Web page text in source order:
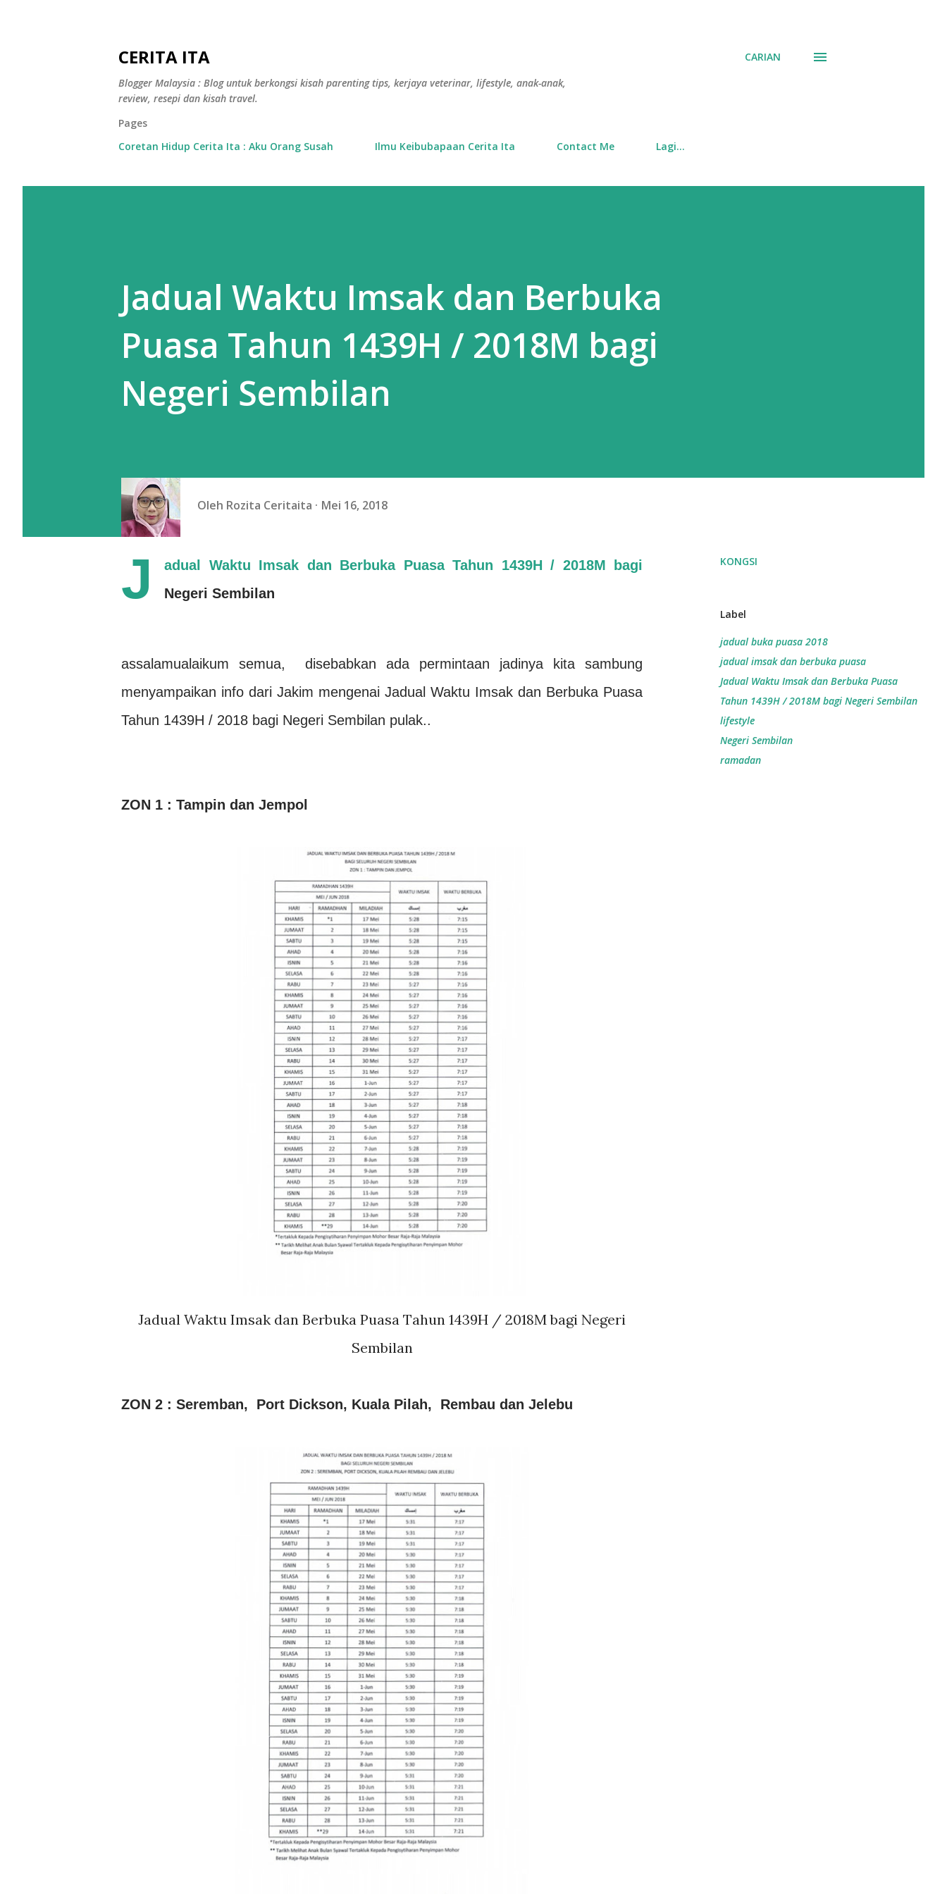
CERITA ITA
Blogger Malaysia : Blog untuk berkongsi kisah parenting tips, kerjaya veterinar, lifestyle, anak-anak,
review, resepi dan kisah travel.
CARIAN
Pages
Coretan Hidup Cerita Ita : Aku Orang Susah
Ilmu Keibubapaan Cerita Ita Contact Me Lagi…
Jadual Waktu Imsak dan Berbuka
Puasa Tahun 1439H / 2018M bagi
Negeri Sembilan
Oleh Rozita Ceritaita Mei 16, 2018
J
adual Waktu Imsak dan Berbuka Puasa Tahun 1439H / 2018M bagi
Negeri Sembilan
assalamualaikum semua, disebabkan ada permintaan jadinya kita sambung
menyampaikan info dari Jakim mengenai Jadual Waktu Imsak dan Berbuka Puasa
Tahun 1439H / 2018 bagi Negeri Sembilan pulak..
ZON 1 : Tampin dan Jempol
Jadual Waktu Imsak dan Berbuka Puasa Tahun 1439H / 2018M bagi Negeri
Sembilan
ZON 2 : Seremban, Port Dickson, Kuala Pilah, Rembau dan Jelebu
KONGSI
Label
jadual buka puasa 2018
jadual imsak dan berbuka puasa
Jadual Waktu Imsak dan Berbuka Puasa
Tahun 1439H / 2018M bagi Negeri Sembilan
lifestyle
Negeri Sembilan
ramadan